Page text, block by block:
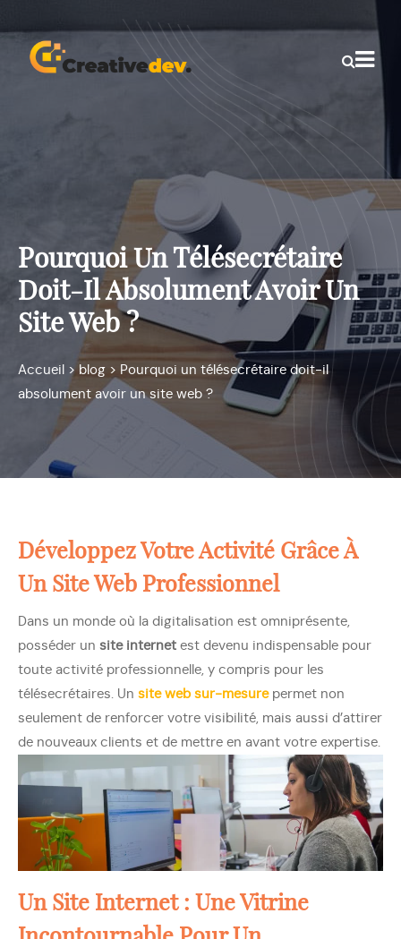
Pourquoi Un Télésecrétaire
Doit-Il Absolument Avoir Un
Site Web ?
Accueil > blog > Pourquoi un télésecrétaire doit-il
absolument avoir un site web ?
Développez Votre Activité Grâce À
Un Site Web Professionnel
Dans un monde où la digitalisation est omniprésente,
posséder un site internet est devenu indispensable pour
toute activité professionnelle, y compris pour les
télésecrétaires. Un site web sur-mesurepermet non
seulement de renforcer votre visibilité, mais aussi d’attirer
de nouveaux clients et de mettre en avant votre expertise.
Un Site Internet : Une Vitrine